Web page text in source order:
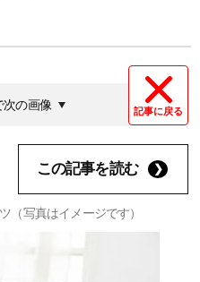
記事に戻る
次の画像
この記事を読む
（写真はイメージです）